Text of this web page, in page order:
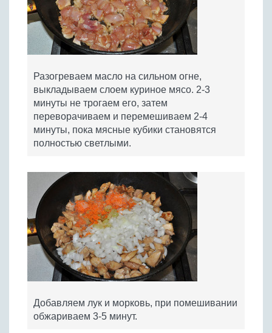
Разогреваем масло на сильном огне,
выкладываем слоем куриное мясо. 2-3
минуты не трогаем его, затем
переворачиваем и перемешиваем 2-4
минуты, пока мясные кубики становятся
полностью светлыми.
Добавляем лук и морковь, при помешивании
обжариваем 3-5 минут.